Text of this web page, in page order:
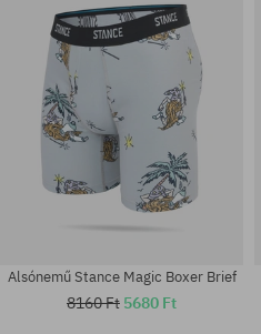
Alsónemű Stance Magic Boxer Brief
8160 Ft 5680 Ft